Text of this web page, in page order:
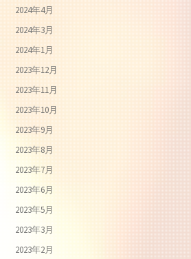
2024年4月
2024年3月
2024年1月
2023年12月
2023年11月
2023年10月
2023年9月
2023年8月
2023年7月
2023年6月
2023年5月
2023年3月
2023年2月